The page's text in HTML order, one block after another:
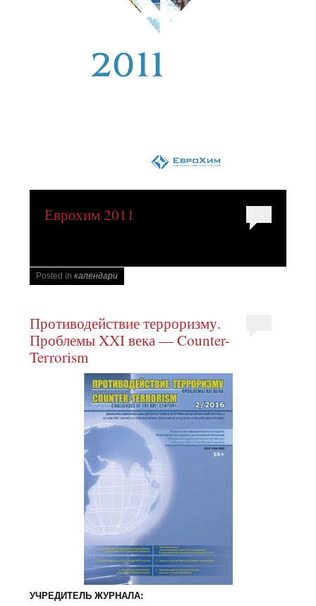
Еврохим 2011
Posted inкалендари
Противодействие терроризму.
Проблемы XXI века — Counter-
Terrorism
УЧРЕДИТЕЛЬ ЖУРНАЛА: